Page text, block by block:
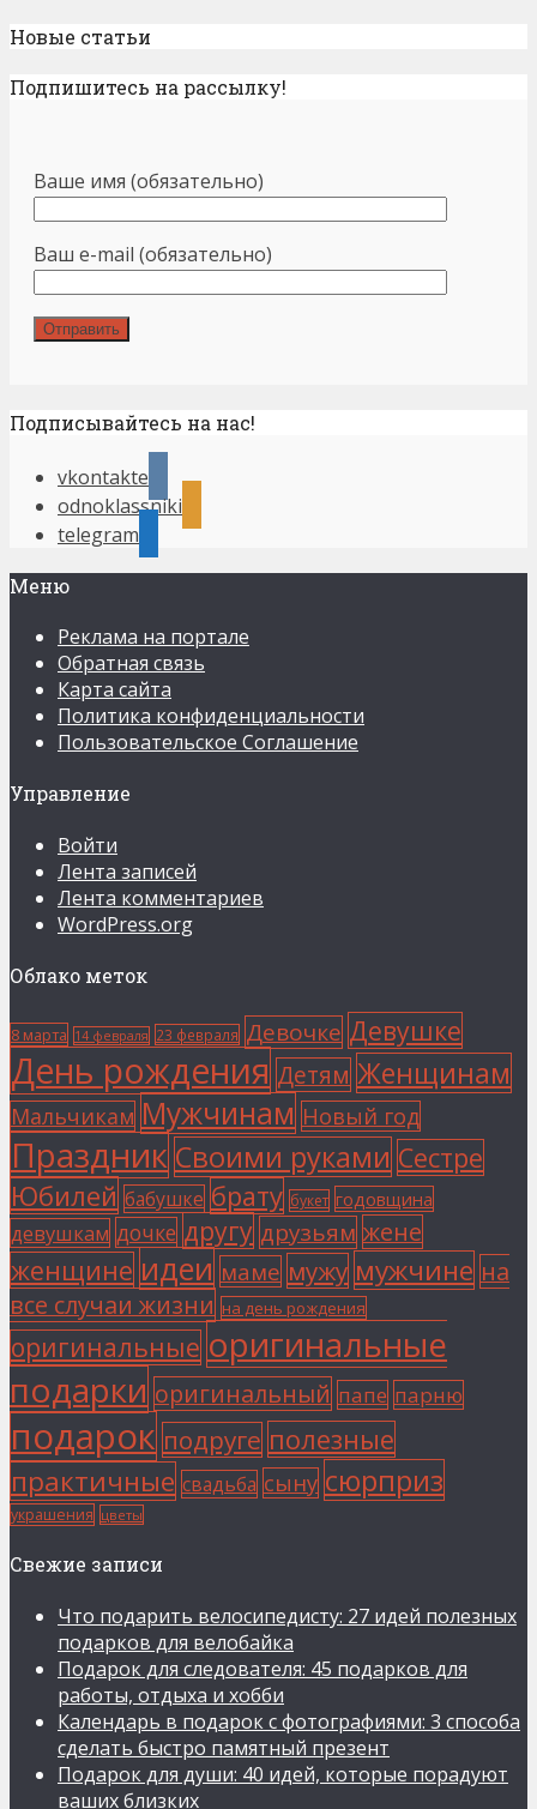
Новые статьи
Подпишитесь на рассылку!
Ваше имя (обязательно)
Ваш e-mail (обязательно)
Подписывайтесь на нас!
vkontakte
odnoklassniki
telegram
Меню
Реклама на портале
Обратная связь
Карта сайта
Политика конфиденциальности
Пользовательское Соглашение
Управление
Войти
Лента записей
Лента комментариев
WordPress.org
Облако меток
8 марта 14 февраля 23 февраля Девочке Девушке
День рождения Детям Женщинам
Мальчикам Мужчинам Новый год
Праздник Своими руками Сестре
Юбилей бабушке брату букет годовщина
девушкам дочке другу друзьям жене
женщине идеи маме мужу мужчине на
все случаи жизни на день рождения
оригинальные оригинальные
подарки оригинальный папе парню
подарок подруге полезные
практичные свадьба сыну сюрприз
украшения цветы
Свежие записи
Что подарить велосипедисту: 27 идей полезных
подарков для велобайка
Подарок для следователя: 45 подарков для
работы, отдыха и хобби
Календарь в подарок с фотографиями: 3 способа
сделать быстро памятный презент
Подарок для души: 40 идей, которые порадуют
ваших близких